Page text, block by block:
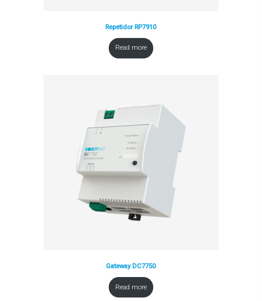
Repetidor RP7910
Read more
Gateway DC7750
Read more